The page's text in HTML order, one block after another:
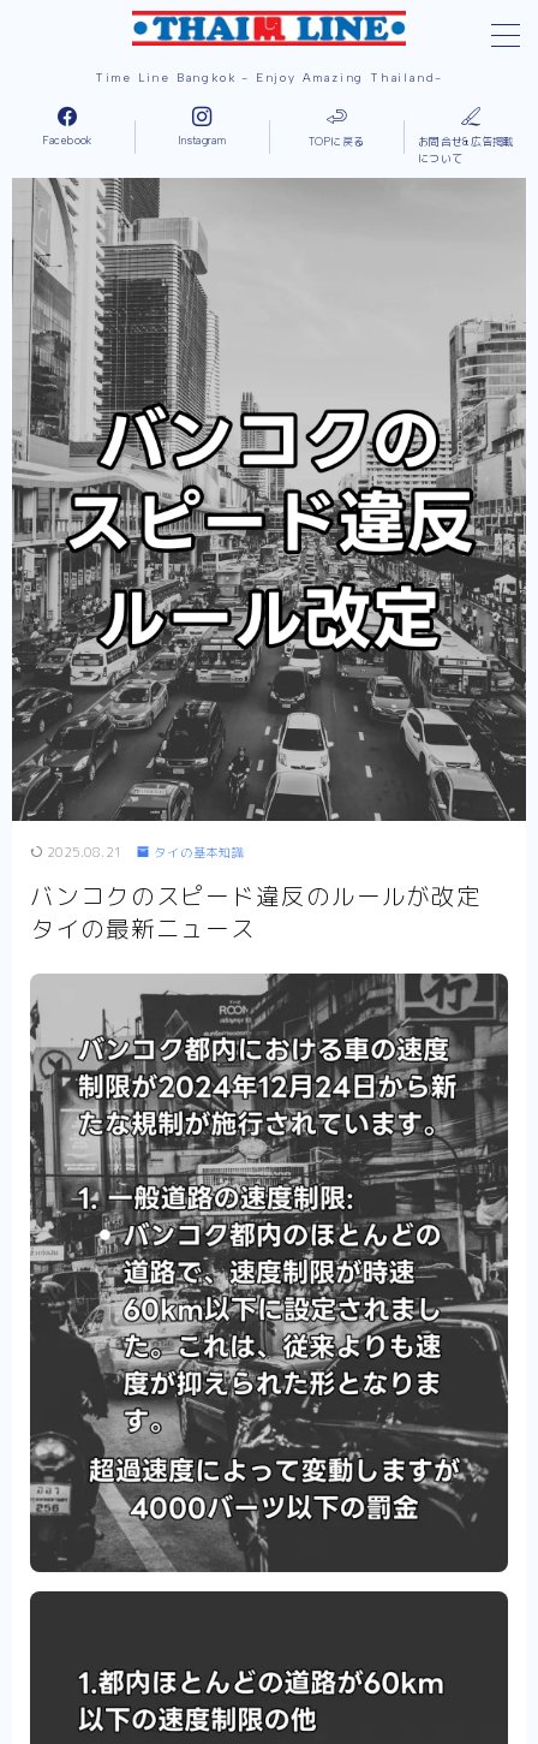
Time Line Bangkok - Enjoy Amazing Thailand-
MENU
グルメ
バンコクを中心としたタイランドのグルメやレ
ストラン・ランチやディナーやバーの情報です。
日本料理(エリア別)
ドにある日本料理のレストラン情報です。
アソーク(Asoke)
スクンビット通りのアソーク
エリアの日本料理店を紹介します。
プロンポン(Phrom Phong)
スクンビット通
りのプロンポンエリアの日本料理店を紹介します。
トンロー(Thonglor)
スクンビット通りのトン
ローエリアの日本料理店を紹介します。
エカマイ(Ekamai)
スクンビット通りのエカマ
イエリアの日本料理店を紹介します。
プラカノン(Phrakanong)
スクンビット通り
のプラカノンエリアの日本料理店を紹介します。
オンヌット(Onnut)
スクンビット通りのオンヌ
ットエリアの日本料理店を紹介します。
その他 (Sukhumvit)
スクンビット通りのその
他のエリアの日本料理店を紹介します。
シーロム・タニヤ・パッポン
シーロム タニ
ヤ パッポンエリアの日本料理店を紹介します。
バンコク その他
バンコクのその他エリアの日本
料理の紹介です。
料理のレストラン情報です。
西洋料理
バンコクを中心としたタイランドにある西洋
ストラン情報です。
多国籍料理
バンコクを中心としたタイランドにある多
国籍料理店のレストラン情報です。
デリバリー
バンコクのデリバリーできるお店の情報を
お伝えします。
観光・ツアー
観光地や観光エリア・観光ツアーのご案
内です。
イベント・お祭り
寺院・宗教施設
タイ・バンコクの観光スポットであ
る、寺院や宗教施設のご案内です。
観光スポット
バンコクを中心としたタイの観光スポッ
トの紹介です。
有名なエリアや通り
バンコクを中心とした観光スポ
ットの有名なエリアやストリートの紹介です。
レンタカー
バンコクのレンタカーサービスの紹介で
す。
ツアー手配
バンコクを中心としたタイの観光スポット
のツアー手配の紹介です。
ショッピングモール
バンコクを中心としたタイラン
ドのショッピングモール情報の紹介です。
Facebook Instagram TOPに戻る
お問合せ&広告掲載
について
2025.08.21 タイの基本知識
バンコクのスピード違反のルールが改定
タイの最新ニュース